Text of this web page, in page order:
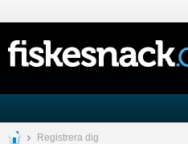
Registrera dig